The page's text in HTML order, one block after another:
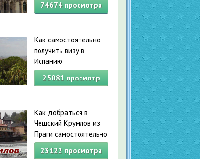
74674просмотра
Как самостоятельно
получить визу в
Испанию
25081 просмотр
Как добраться в
Чешский Крумлов из
Праги самостоятельно
23122 просмотра